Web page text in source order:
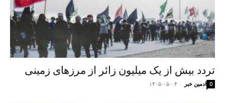
تردد بیش از یک میلیون زائر از مرزهای زمینی
ادمین خبر - ۱۴۰۵-۰۵-۰۴ 0